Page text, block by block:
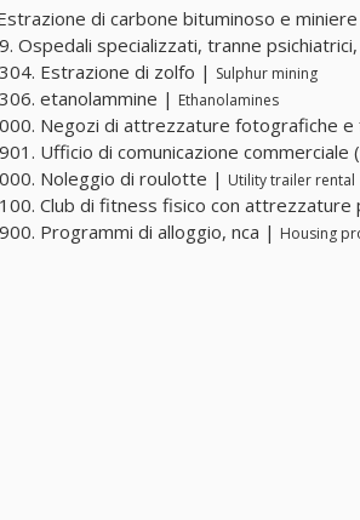
di carbone bituminoso e
Ospedali specializzati, tranne
Estrazione di zolfo | Sulphur mining
etanolammine | Ethanolamines
Negozi di attrezzature fotografiche
Ufficio di comunicazione commerciale
Noleggio di roulotte | Utility trailer rental
Club di fitness fisico con attrezzature
Programmi di alloggio, nca | Housing